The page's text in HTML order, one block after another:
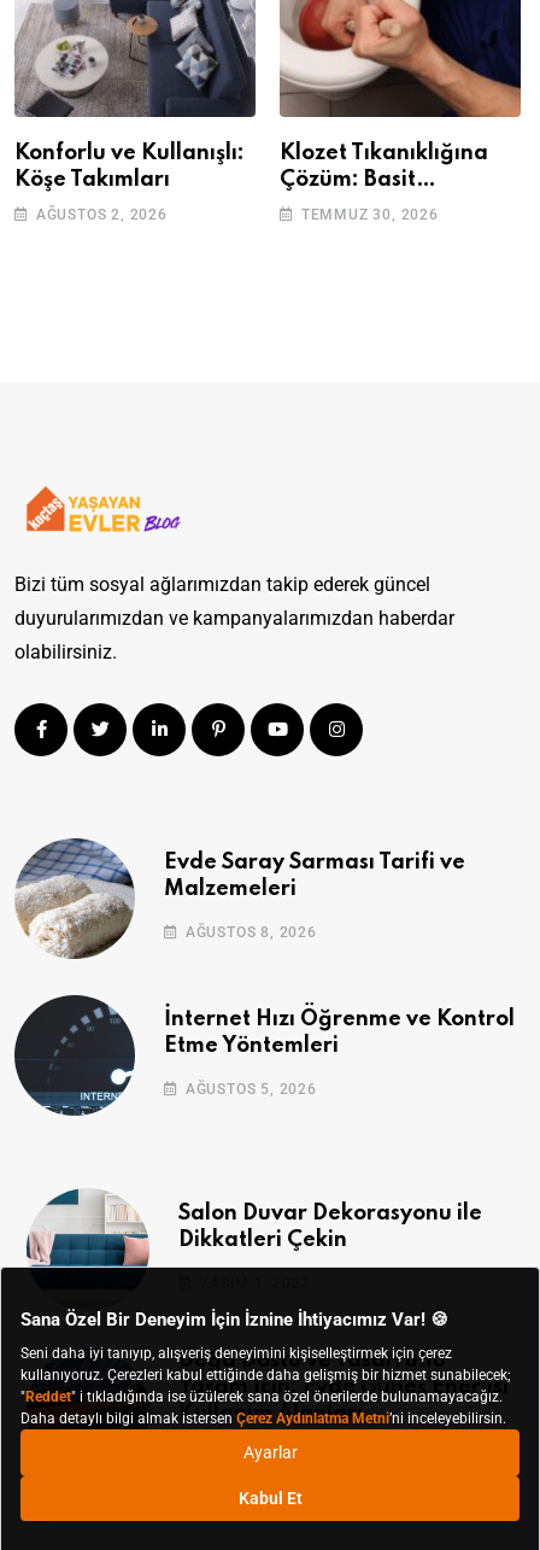
Konforlu ve Kullanışlı:
Köşe Takımları
AĞUSTOS 2, 2026
Klozet Tıkanıklığına
Çözüm: Basit
Adımlarla Klozetinizi
TEMMUZ 30, 2026
Bizi tüm sosyal ağlarımızdan takip ederek güncel
duyurularımızdan ve kampanyalarımızdan haberdar
olabilirsiniz.
Evde Saray Sarması Tarifi ve
Malzemeleri
AĞUSTOS 8, 2026
İnternet Hızı Öğrenme ve Kontrol
Etme Yöntemleri
AĞUSTOS 5, 2026
Salon Duvar Dekorasyonu ile
Dikkatleri Çekin
Doğa Dostu ve Tasarruflu
Yaşam İçin: Evde Güneş Enerjisi
Kullanım Alanları
EKIM 28, 2022